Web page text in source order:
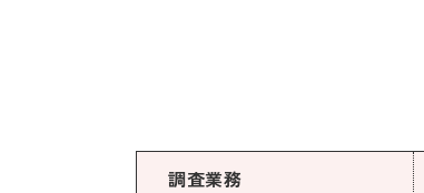
調査業務